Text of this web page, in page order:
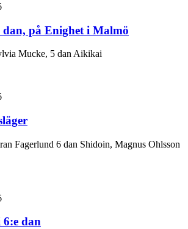
på Enighet i Malmö
Mucke, 5 dan Aikikai
Fagerlund 6 dan Shidoin, Magnus Ohlsson
6:e dan